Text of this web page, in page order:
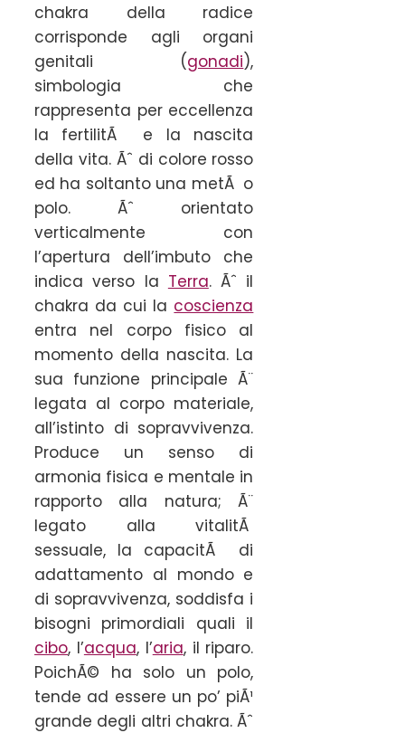
chakra della radice
corrisponde agli organi
genitali (gonadi),
simbologia che
rappresenta per eccellenza
la fertilitÃ e la nascita
della vita. Ãˆ di colore rosso
ed ha soltanto una metÃ o
polo. Ãˆ orientato
verticalmente con
l’apertura dell’imbuto che
indica verso la Terra. Ãˆ il
chakra da cui la coscienza
entra nel corpo fisico al
momento della nascita. La
sua funzione principale Ã¨
legata al corpo materiale,
all’istinto di sopravvivenza.
Produce un senso di
armonia fisica e mentale in
rapporto alla natura; Ã¨
legato alla vitalitÃ
sessuale, la capacitÃ di
adattamento al mondo e
di sopravvivenza, soddisfa i
bisogni primordiali quali il
cibo, l’acqua, l’aria, il riparo.
PoichÃ© ha solo un polo,
tende ad essere un po’ piÃ¹
grande degli altri chakra. Ãˆ